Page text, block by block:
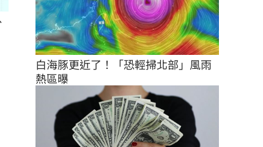
白海豚更近了！「恐輕掃北部」風雨
熱區曝